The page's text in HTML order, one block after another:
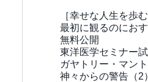
［幸せな人生を歩
最初に観るのにお
無料公開
東洋医学セミナー
ガヤトリー・マン
神々からの警告（2）